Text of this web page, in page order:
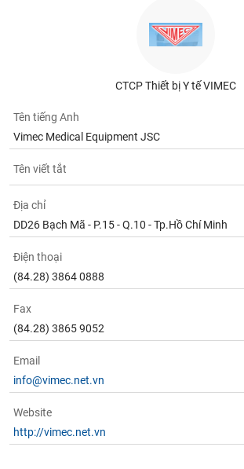
CTCP Thiết bị Y tế VIMEC
Tên tiếng Anh
Vimec Medical Equipment JSC
Tên viết tắt
Địa chỉ
DD26 Bạch Mã - P.15 - Q.10 - Tp.Hồ Chí Minh
Điện thoại
(84.28) 3864 0888
Fax
(84.28) 3865 9052
Email
info@vimec.net.vn
Website
http://vimec.net.vn
Tất cả
Lãnh
đạo
(-)
Tất cả Người nội bộ Người liên quan
Tin
tức
(-)
Bài
của
tác
giả